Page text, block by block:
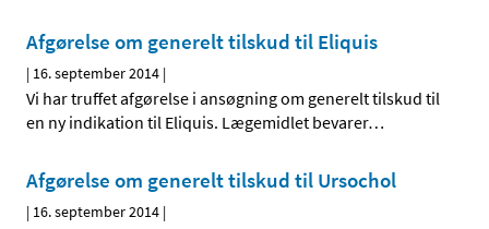
Afgørelse om generelt tilskud til Eliquis
| 16. september 2014 |
Vi har truffet afgørelse i ansøgning om generelt tilskud til
en ny indikation til Eliquis. Lægemidlet bevarer…
Afgørelse om generelt tilskud til Ursochol
| 16. september 2014 |